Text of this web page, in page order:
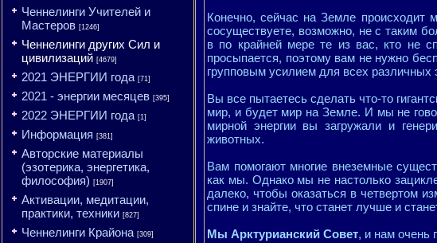
Ченнелинги Учителей и
Мастеров [1246]
Ченнелинги других Сил и
цивилизаций [4679]
2021 ЭНЕРГИИ года [71]
2021 - энергии месяцев [395]
2022 ЭНЕРГИИ года [1]
Информация [381]
Авторские материалы
(эзотерика, энергетика,
философия) [1907]
Активации, медитации,
практики, техники [827]
Ченнелинги Крайона [309]
Конечно, сейчас на Земле происходит
сосуществуете, возможно, не с таким
в по крайней мере те из вас, кто не
просыпается, поэтому вам не нужно
групповым усилием для всех
Вы все пытаетесь сделать что-то
мир, и будет мир на Земле. И мы не
мирной энергии вы загружали и
животных.
Вам помогают многие внеземные
как мы. Однако мы не настолько
далеко, чтобы оказаться в четвертом
спине и знайте, что станет лучше и
Мы Арктурианский Совет, и нам очень